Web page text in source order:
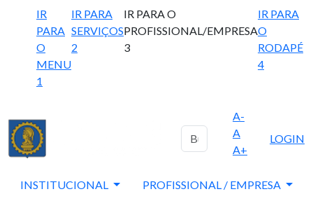
IR
PARA
O
MENU
1
IR PARA
SERVIÇOS
2
IR PARA O
PROFISSIONAL/EMPRESA
3
IR PARA
O
RODAPÉ
4
A-
A
A+
LOGIN
INSTITUCIONAL PROFISSIONAL / EMPRESA